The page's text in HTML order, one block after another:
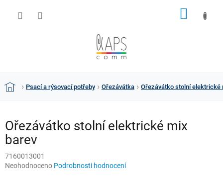
DomůPsací a rýsovací potřeby Ořezávátka Ořezávátko stolní elektrické
Ořezávátko stolní elektrické mix
barev
7160013001
Průměrné
Neohodnoceno Podrobnosti hodnocení